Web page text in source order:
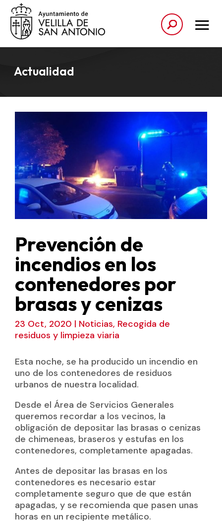
Actualidad
Prevención de
incendios en los
contenedores por
brasas y cenizas
23 Oct, 2020 | Noticias, Recogida de
residuos y limpieza viaria
Esta noche, se ha producido un incendio en
uno de los contenedores de residuos
urbanos de nuestra localidad.
Desde el Área de Servicios Generales
queremos recordar a los vecinos, la
obligación de depositar las brasas o cenizas
de chimeneas, braseros y estufas en los
contenedores, completamente apagadas.
Antes de depositar las brasas en los
contenedores es necesario estar
completamente seguro que de que están
apagadas, y se recomienda que pasen unas
horas en un recipiente metálico.